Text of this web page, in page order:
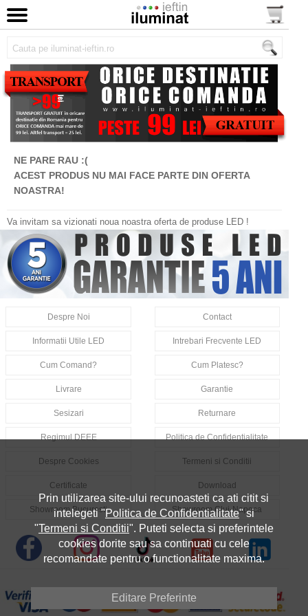
NE PARE RAU :(
ACEST PRODUS NU MAI FACE PARTE DIN OFERTA
NOASTRA!
Va invitam sa vizionati noua noastra oferta de produse LED !
Despre Noi Contact
Informatii Utile LED Intrebari Frecvente LED
Cum Comand? Cum Platesc?
Livrare Garantie
Sesizari Returnare
Regimul DEEE Politica de Confidentialitate
Despre Cookies Termeni si Conditii
Certificate Download
Showroom Bucuresti Showroom Cluj-Napoca
Prin utilizarea site-ului recunoasteti ca ati citit si
intelegeti "Politica de Confidentialitate" si
"Termeni si Conditii". Puteti selecta si preferintele
cookies dorite sau sa continuati cu cele
recomandate pentru o functionalitate maxima.
Editare Preferinte